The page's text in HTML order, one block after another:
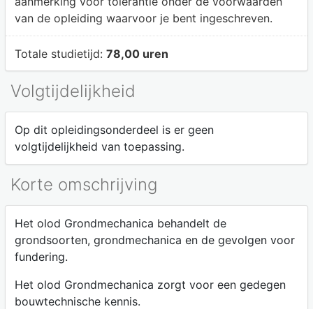
van de opleiding waarvoor je bent ingeschreven.
Totale studietijd: 78,00 uren
Volgtijdelijkheid
Op dit opleidingsonderdeel is er geen
volgtijdelijkheid van toepassing.
Korte omschrijving
Het olod Grondmechanica behandelt de
grondsoorten, grondmechanica en de gevolgen voor
fundering.
Het olod Grondmechanica zorgt voor een gedegen
bouwtechnische kennis.